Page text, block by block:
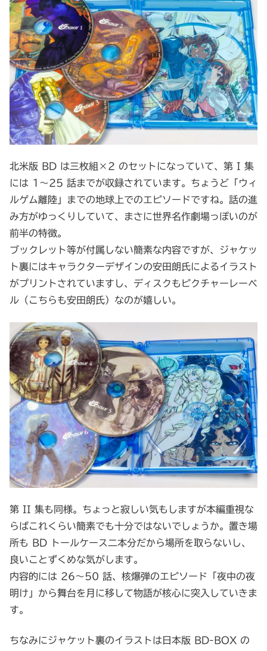
北米版 BD は三枚組×2 のセットになっていて、第 I 集
には 1～25 話までが収録されています。ちょうど「ウィ
ルゲム離陸」までの地球上でのエピソードですね。話の進
み方がゆっくりしていて、まさに世界名作劇場っぽいのが
前半の特徴。
ブックレット等が付属しない簡素な内容ですが、ジャケッ
ト裏にはキャラクターデザインの安田朗氏によるイラスト
がプリントされていますし、ディスクもピクチャーレーベ
ル（こちらも安田朗氏）なのが嬉しい。
第 II 集も同様。ちょっと寂しい気もしますが本編重視な
らばこれくらい簡素でも十分ではないでしょうか。置き場
所も BD トールケース二本分だから場所を取らないし、
良いことずくめな気がします。
内容的には 26～50 話、核爆弾のエピソード「夜中の夜
明け」から舞台を月に移して物語が核心に突入していきま
す。
ちなみにジャケット裏のイラストは日本版 BD-BOX の